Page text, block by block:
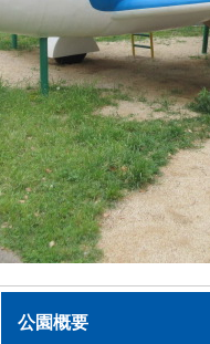
公園概要